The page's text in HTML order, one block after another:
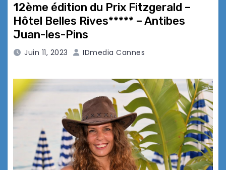
12ème édition du Prix Fitzgerald –
Hôtel Belles Rives***** – Antibes
Juan-les-Pins
Juin 11, 2023 IDmedia Cannes